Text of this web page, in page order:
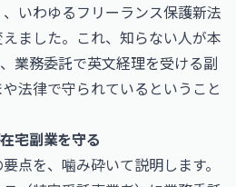
いわゆるフリーランス保護新法
ました。これ、知らない人が本
業務委託で英文経理を受ける副
法律で守られているということ
宅副業を守る
点を、噛み砕いて説明します。